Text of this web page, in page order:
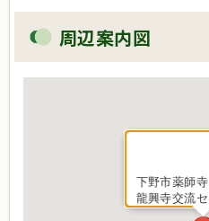
周辺案内図
下野市薬師
龍興寺交流